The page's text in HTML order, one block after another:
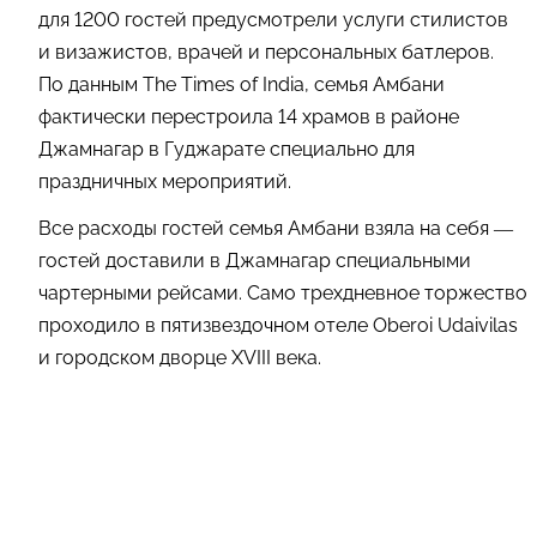
для 1200 гостей предусмотрели услуги стилистов
и визажистов, врачей и персональных батлеров.
По данным The Times of India, семья Амбани
фактически перестроила 14 храмов в районе
Джамнагар в Гуджарате специально для
праздничных мероприятий.
Все расходы гостей семья Амбани взяла на себя —
гостей доставили в Джамнагар специальными
чартерными рейсами. Само трехдневное торжество
проходило в пятизвездочном отеле Oberoi Udaivilas
и городском дворце XVIII века.